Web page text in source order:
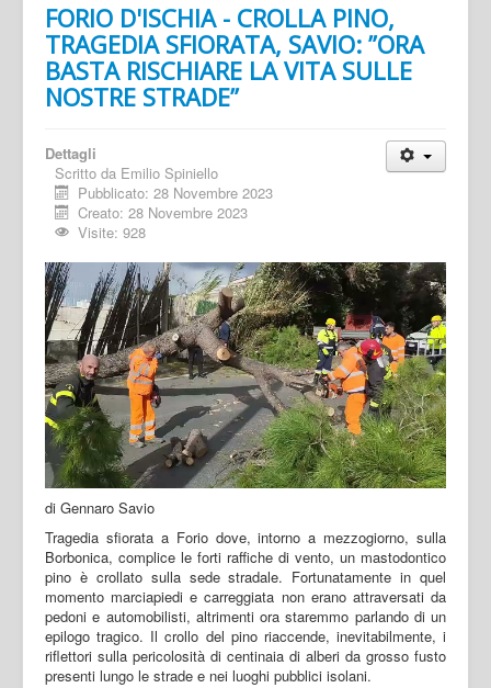
FORIO D'ISCHIA - CROLLA PINO,
TRAGEDIA SFIORATA, SAVIO: ”ORA
BASTA RISCHIARE LA VITA SULLE
NOSTRE STRADE”
Dettagli
Scritto da Emilio Spiniello
Pubblicato: 28 Novembre 2023
Creato: 28 Novembre 2023
Visite: 928
di Gennaro Savio
Tragedia sfiorata a Forio dove, intorno a mezzogiorno, sulla
Borbonica, complice le forti raffiche di vento, un mastodontico
pino è crollato sulla sede stradale. Fortunatamente in quel
momento marciapiedi e carreggiata non erano attraversati da
pedoni e automobilisti, altrimenti ora staremmo parlando di un
epilogo tragico. Il crollo del pino riaccende, inevitabilmente, i
riflettori sulla pericolosità di centinaia di alberi da grosso fusto
presenti lungo le strade e nei luoghi pubblici isolani.